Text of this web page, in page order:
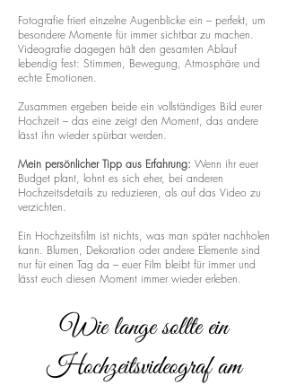
Fotografie friert einzelne Augenblicke ein – perfekt, um
besondere Momente für immer sichtbar zu machen.
Videografie dagegen hält den gesamten Ablauf
lebendig fest: Stimmen, Bewegung, Atmosphäre und
echte Emotionen.
Zusammen ergeben beide ein vollständiges Bild eurer
Hochzeit – das eine zeigt den Moment, das andere
lässt ihn wieder spürbar werden.
Mein persönlicher Tipp aus Erfahrung: Wenn ihr euer
Budget plant, lohnt es sich eher, bei anderen
Hochzeitsdetails zu reduzieren, als auf das Video zu
verzichten.
Ein Hochzeitsfilm ist nichts, was man später nachholen
kann. Blumen, Dekoration oder andere Elemente sind
nur für einen Tag da – euer Film bleibt für immer und
lässt euch diesen Moment immer wieder erleben.
Wie lange sollte ein
Hochzeitsvideograf am